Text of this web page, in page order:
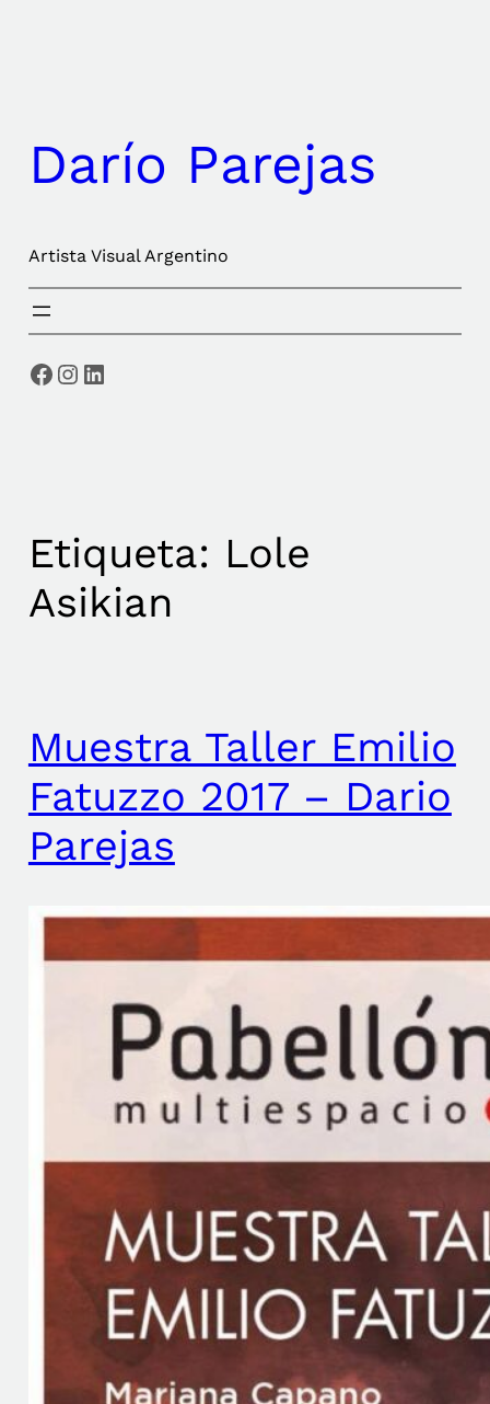
Darío Parejas
Artista Visual Argentino
Facebook Instagram LinkedIn
Etiqueta: Lole
Asikian
Muestra Taller Emilio
Fatuzzo 2017 – Dario
Parejas